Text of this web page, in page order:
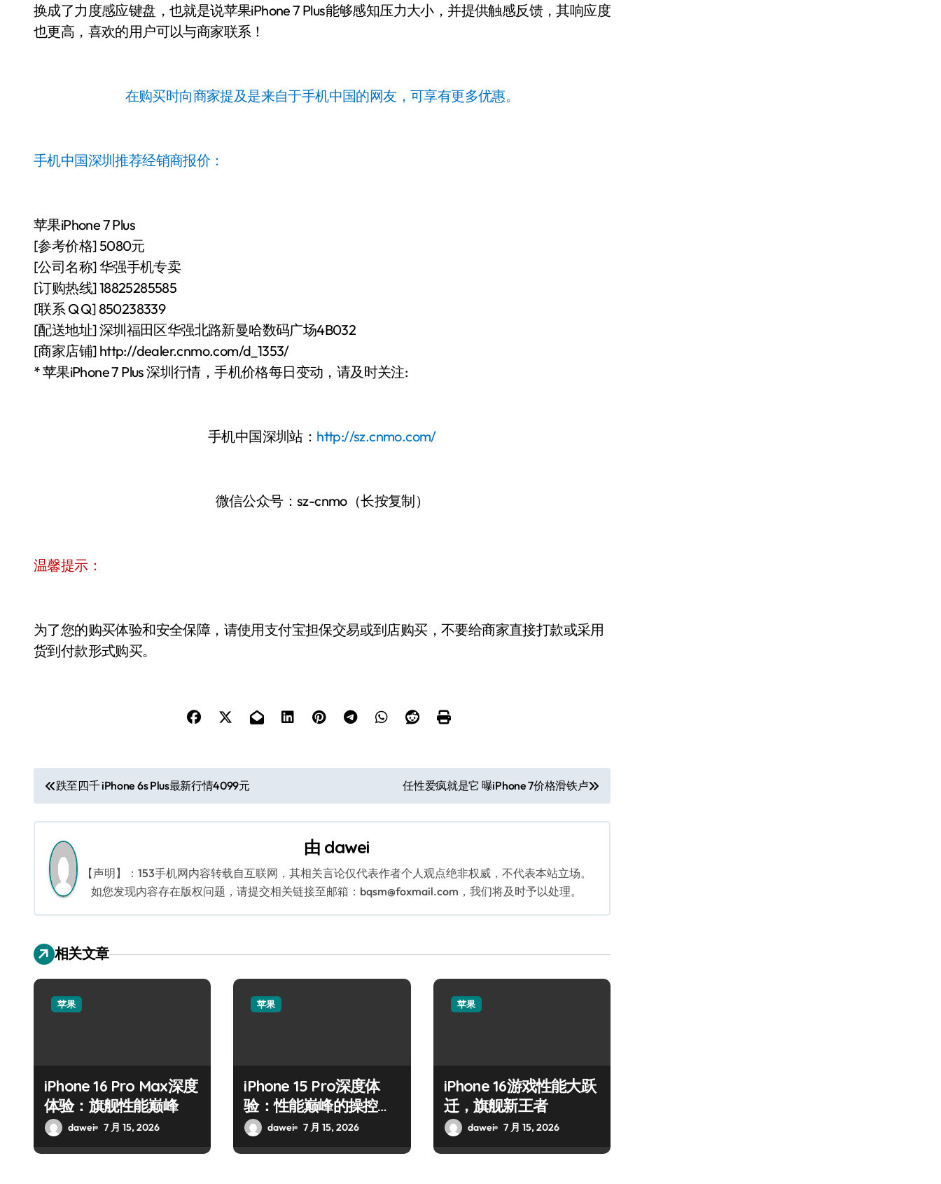
换成了力度感应键盘，也就是说苹果iPhone 7 Plus能够感知压力大小，并提供触感反馈，其响应度
也更高，喜欢的用户可以与商家联系！
在购买时向商家提及是来自于手机中国的网友，可享有更多优惠。
手机中国深圳推荐经销商报价：
苹果iPhone 7 Plus
[参考价格] 5080元
[公司名称] 华强手机专卖
[订购热线] 18825285585
[联系 Q Q] 850238339
[配送地址] 深圳福田区华强北路新曼哈数码广场4B032
[商家店铺] http://dealer.cnmo.com/d_1353/
* 苹果iPhone 7 Plus 深圳行情，手机价格每日变动，请及时关注:
手机中国深圳站： http://sz.cnmo.com/
微信公众号：sz-cnmo（长按复制）
温馨提示：
为了您的购买体验和安全保障，请使用支付宝担保交易或到店购买，不要给商家直接打款或采用
货到付款形式购买。
文
章
导
航
跌至四千 iPhone 6s Plus最新行情4099元 任性爱疯就是它 曝iPhone 7价格滑铁卢
由 dawei
【声明】：153手机网内容转载自互联网，其相关言论仅代表作者个人观点绝非权威，不代表本站立场。
如您发现内容存在版权问题，请提交相关链接至邮箱：bqsm@foxmail.com，我们将及时予以处理。
相关文章
苹果
iPhone 16 Pro Max深度
体验：旗舰性能巅峰
dawei 7 月 15, 2026
苹果
iPhone 15 Pro深度体
验：性能巅峰的操控艺
术
dawei 7 月 15, 2026
苹果
iPhone 16游戏性能大跃
迁，旗舰新王者
dawei 7 月 15, 2026